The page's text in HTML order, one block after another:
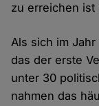
zu erreichen ist
Als sich im
das der erste
unter 30
nahmen das